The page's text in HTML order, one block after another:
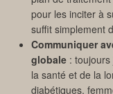
pour les inciter à
suffit simplement
Communiquer
globale :
la santé et de la
diabétiques,